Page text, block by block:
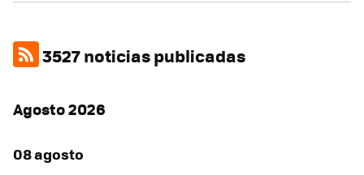
3527 noticias publicadas
Agosto 2026
08 agosto